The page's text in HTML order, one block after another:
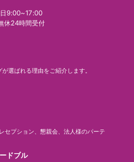
9:00~17:00
休24時間受付
選ばれる理由をご紹介します。
セプション、懇親会、法人様のパーテ
ドブル